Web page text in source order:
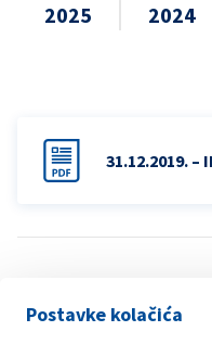
Postavke kolačića
2025 2024
31.12.2019. –